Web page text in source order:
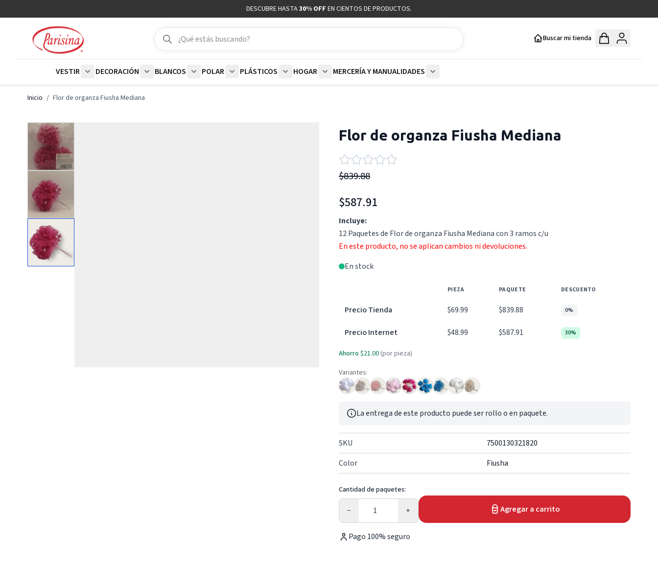
DESCUBRE HASTA30% OFF EN CIENTOS DE PRODUCTOS.
Buscar
Buscar
Buscar mi tienda
VESTIR
DECORACIÓN
BLANCOS
POLAR
PLÁSTICOS
HOGAR
MERCERÍA Y MANUALIDADES
Inicio / Flor de organza Fiusha Mediana
Flor de organza Fiusha Mediana
$839.88
$587.91
Incluye:
12 Paquetes de Flor de organza Fiusha Mediana con 3 ramos c/u
En este producto, no se aplican cambios ni devoluciones.
En stock
PIEZA PAQUETE DESCUENTO
Precio Tienda $69.99 $839.88 0%
Precio Internet $48.99 $587.91 30%
Ahorro $21.00 (por pieza)
Variantes:
La entrega de este producto puede ser rollo o en paquete.
SKU
7500130321820
Color
Fiusha
Cantidad de paquetes:
−
Cantidad
+ Agregar a carrito
Pago 100% seguro